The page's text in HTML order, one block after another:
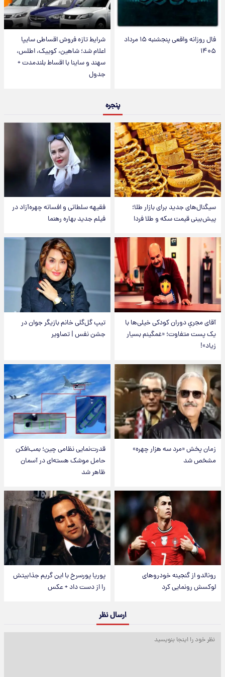
فال روزانه واقعی پنجشنبه ۱۵ مرداد
۱۴۰۵
شرایط تازه فروش اقساطی سایپا
اعلام شد؛ شاهین، کوییک، اطلس،
سهند و ساینا با اقساط بلندمدت +
جدول
پنجره
سیگنال‌های جدید برای بازار طلا؛
پیش‌بینی قیمت سکه و طلا فردا
فقیهه سلطانی و افسانه چهره‌آزاد در
فیلم جدید بهاره رهنما
آقای مجریِ دوران کودکی خیلی‌ها با
یک پست متفاوت؛ «غمگینم بسیار
زیاد»!
تیپ گل‌گلی خانم بازیگر جوان در
جشن نفس | تصاویر
زمان پخش «مرد سه هزار چهره»
مشخص شد
قدرت‌نمایی نظامی چین؛ بمب‌افکن
حامل موشک هسته‌ای در آسمان
ظاهر شد
رونالدو از گنجینه خودروهای
لوکسش رونمایی کرد
پوریا پورسرخ با این گریم جذابیتش
را از دست داد + عکس
ارسال نظر